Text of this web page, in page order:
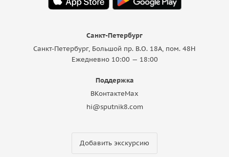
Санкт-Петербург
Санкт-Петербург, Большой пр. В.О. 18A, пом. 48Н
Ежедневно 10:00 — 18:00
Поддержка
ВКонтактеMax
hi@sputnik8.com
Добавить экскурсию